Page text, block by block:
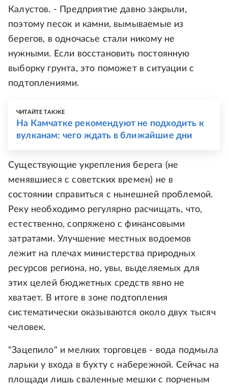
Калустов. - Предприятие давно закрыли,
поэтому песок и камни, вымываемые из
берегов, в одночасье стали никому не
нужными. Если восстановить постоянную
выборку грунта, это поможет в ситуации с
подтоплениями.
ЧИТАЙТЕ ТАКЖЕ
На Камчатке рекомендуют не подходить к
вулканам: чего ждать в ближайшие дни
Существующие укрепления берега (не
менявшиеся с советских времен) не в
состоянии справиться с нынешней проблемой.
Реку необходимо регулярно расчищать, что,
естественно, сопряжено с финансовыми
затратами. Улучшение местных водоемов
лежит на плечах министерства природных
ресурсов региона, но, увы, выделяемых для
этих целей бюджетных средств явно не
хватает. В итоге в зоне подтопления
систематически оказываются около двух тысяч
человек.
"Зацепило" и мелких торговцев - вода подмыла
ларьки у входа в бухту с набережной. Сейчас на
площади лишь сваленные мешки с порченым